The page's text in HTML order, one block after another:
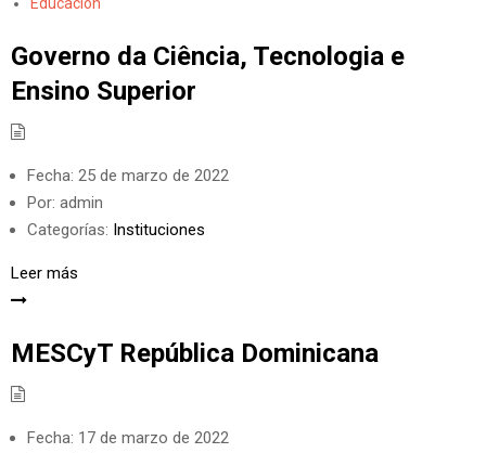
Governo da Ciência, Tecnologia e
Ensino Superior
Fecha: 25 de marzo de 2022
Por: admin
Categorías: Instituciones
Leer más
MESCyT República Dominicana
Fecha: 17 de marzo de 2022